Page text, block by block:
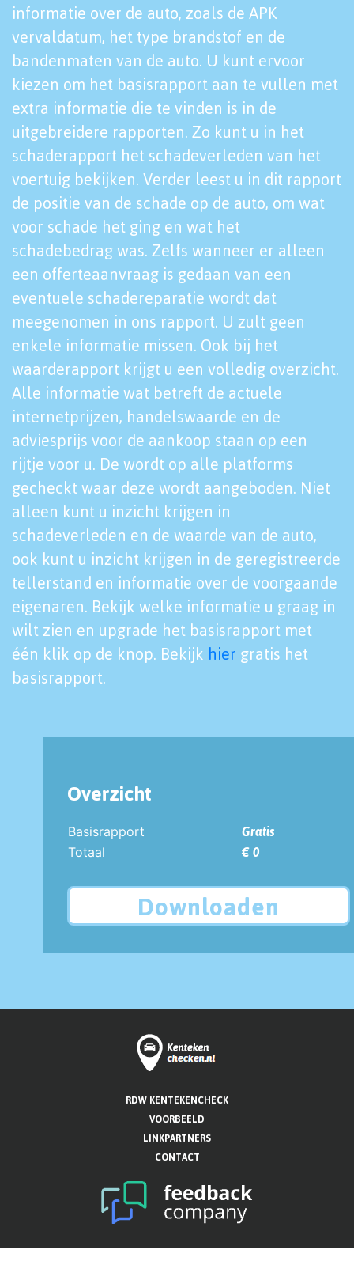
informatie over de auto, zoals de APK
vervaldatum, het type brandstof en de
bandenmaten van de auto. U kunt ervoor
kiezen om het basisrapport aan te vullen met
extra informatie die te vinden is in de
uitgebreidere rapporten. Zo kunt u in het
schaderapport het schadeverleden van het
voertuig bekijken. Verder leest u in dit rapport
de positie van de schade op de auto, om wat
voor schade het ging en wat het
schadebedrag was. Zelfs wanneer er alleen
een offerteaanvraag is gedaan van een
eventuele schadereparatie wordt dat
meegenomen in ons rapport. U zult geen
enkele informatie missen. Ook bij het
waarderapport krijgt u een volledig overzicht.
Alle informatie wat betreft de actuele
internetprijzen, handelswaarde en de
adviesprijs voor de aankoop staan op een
rijtje voor u. De wordt op alle platforms
gecheckt waar deze wordt aangeboden. Niet
alleen kunt u inzicht krijgen in
schadeverleden en de waarde van de auto,
ook kunt u inzicht krijgen in de geregistreerde
tellerstand en informatie over de voorgaande
eigenaren. Bekijk welke informatie u graag in
wilt zien en upgrade het basisrapport met
één klik op de knop. Bekijk hier gratis het
basisrapport.
Overzicht
Basisrapport
Gratis
Totaal
€ 0
Downloaden
RDW KENTEKENCHECK
VOORBEELD
LINKPARTNERS
CONTACT